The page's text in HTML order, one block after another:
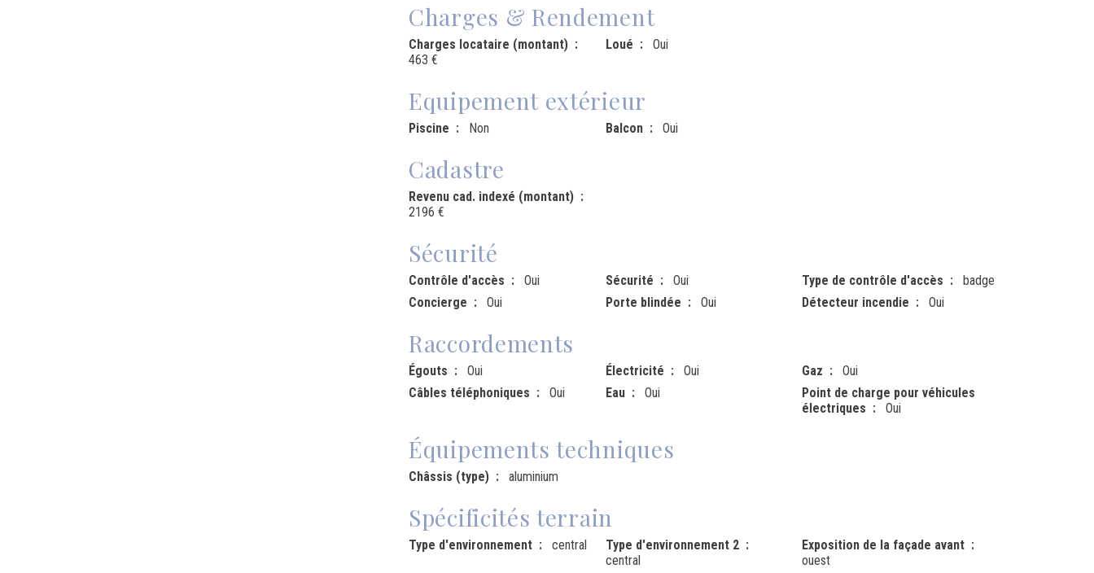
Charges & Rendement
Charges locataire (montant)
463 €
Loué Oui
Equipement extérieur
Piscine Non Balcon Oui
Cadastre
Revenu cad. indexé (montant)
2196 €
Sécurité
Contrôle d'accès Oui Sécurité Oui Type de contrôle d'accès
badge
Concierge
Oui Porte blindée Oui Détecteur incendie Oui
Raccordements
Égouts Oui Électricité Oui Gaz
Oui
Câbles téléphoniques
Oui Eau Oui
Point de charge pour véhicules
électriques
Oui
Équipements techniques
Châssis (type) aluminium
Spécificités terrain
Type d'environnement central
Type d'environnement 2
central
Exposition de la façade avant
ouest